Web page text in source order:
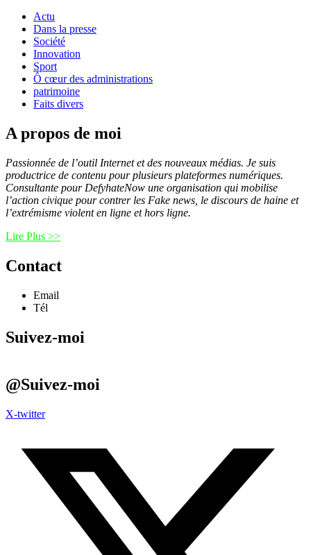
Actu
Dans la presse
Société
Innovation
Sport
Ô cœur des administrations
patrimoine
Faits divers
A propos de moi
Passionnée de l’outil Internet et des nouveaux médias. Je suis
productrice de contenu pour plusieurs plateformes numériques.
Consultante pour DefyhateNow une organisation qui mobilise
l’action civique pour contrer les Fake news, le discours de haine et
l’extrémisme violent en ligne et hors ligne.
Lire Plus >>
Contact
Email
Tél
Suivez-moi
@Suivez-moi
X-twitter